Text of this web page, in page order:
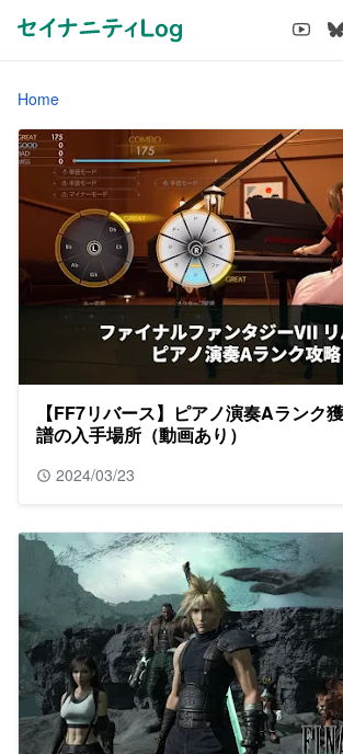
Home
【FF7リバース】ピアノ演奏Aランク
譜の入手場所（動画あり）
2024/03/23